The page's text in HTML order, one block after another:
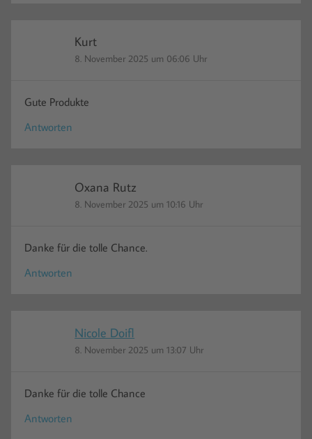
Kurt
8. November 2025 um 06:06 Uhr
Gute Produkte
Antworten
Oxana Rutz
8. November 2025 um 10:16 Uhr
Danke für die tolle Chance.
Antworten
Nicole Doifl
8. November 2025 um 13:07 Uhr
Danke für die tolle Chance
Antworten